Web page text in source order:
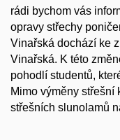
rádi bychom vás
opravy střechy
Vinařská dochází ke
Vinařská. K této
pohodlí studentů,
Mimo výměny střešní
střešních slunolamů